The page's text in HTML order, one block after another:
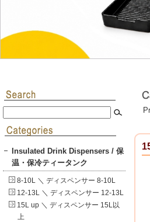
Insulated Drink Dispensers / 保
温・保冷ティータンク
8-10L ＼ ディスペンサー 8-10L
12-13L ＼ ディスペンサー 12-13L
15L up ＼ ディスペンサー 15L以
上